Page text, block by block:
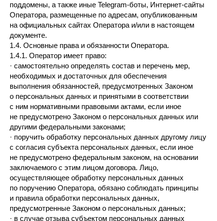
поддомены, а также иные Telegram-боты, Интернет-сайты
Оператора, размещенные по адресам, опубликованным
на официальных сайтах Оператора и/или в настоящем
документе.
1.4. Основные права и обязанности Оператора.
1.4.1. Оператор имеет право:
· самостоятельно определять состав и перечень мер,
необходимых и достаточных для обеспечения
выполнения обязанностей, предусмотренных Законом
о персональных данных и принятыми в соответствии
с ним нормативными правовыми актами, если иное
не предусмотрено Законом о персональных данных или
другими федеральными законами;
· поручить обработку персональных данных другому лицу
с согласия субъекта персональных данных, если иное
не предусмотрено федеральным законом, на основании
заключаемого с этим лицом договора. Лицо,
осуществляющее обработку персональных данных
по поручению Оператора, обязано соблюдать принципы
и правила обработки персональных данных,
предусмотренные Законом о персональных данных;
· в случае отзыва субъектом персональных данных